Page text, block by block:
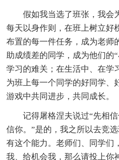
假如我当选了班张，我会
每天以身作则，在班上树立好
布置的每一件任务，成为老师
助成绩差的同学，成为他们的
学习的难关；在生活中、在学
为班上每一个同学的好同学、
游戏中共同进步，共同成长。
记得屠格涅夫说过“先相
信你。”是的，我之所以去竞
有这个能力。老师们、同学们
我、给机会我，那么请投上你